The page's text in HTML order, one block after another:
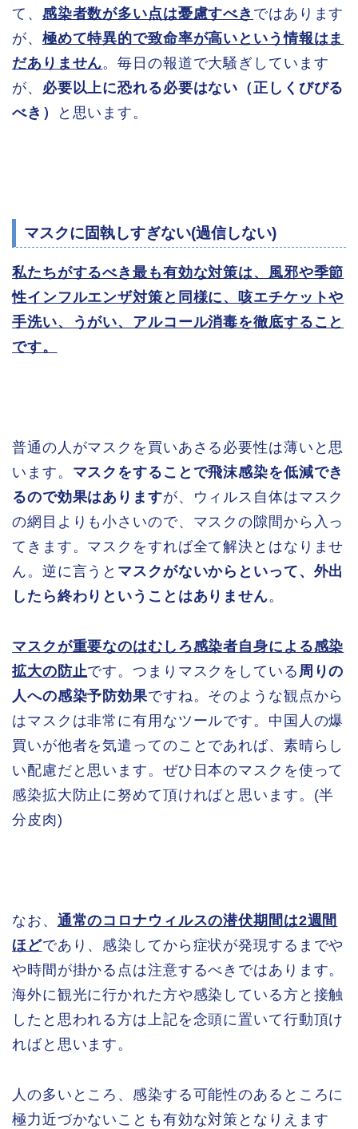
て、 感染者数が多い点は憂慮すべき ではあります
が、 極めて特異的で致命率が高いという情報はま
だありません。毎日の報道で大騒ぎしています
が、 必要以上に恐れる必要はない（正しくびびる
べき）
と思います。
マスクに固執しすぎない(過信しない)
私たちがするべき最も有効な対策は、風邪や季節
性インフルエンザ対策と同様に、咳エチケットや
手洗い、うがい、アルコール消毒を徹底すること
です。
普通の人がマスクを買いあさる必要性は薄いと思
います。 マスクをすることで飛沫感染を低減でき
るので効果はありますが、ウィルス自体はマスク
の網目よりも小さいので、マスクの隙間から入っ
てきます。マスクをすれば全て解決とはなりませ
ん。逆に言うと マスクがないからといって、外出
したら終わりということはありません。
マスクが重要なのはむしろ感染者自身による感染
拡大の防止です。つまりマスクをしている 周りの
人への感染予防効果ですね。そのような観点から
はマスクは非常に有用なツールです。中国人の爆
買いが他者を気遣ってのことであれば、素晴らし
い配慮だと思います。ぜひ日本のマスクを使って
感染拡大防止に努めて頂ければと思います。(半
分皮肉)
なお、 通常のコロナウィルスの潜伏期間は2週間
ほどであり、感染してから症状が発現するまでや
や時間が掛かる点は注意するべきではあります。
海外に観光に行かれた方や感染している方と接触
したと思われる方は上記を念頭に置いて行動頂け
ればと思います。
人の多いところ、感染する可能性のあるところに
極力近づかないことも有効な対策となりえます